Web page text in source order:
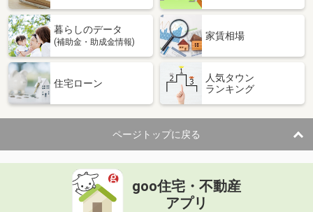
暮らしのデータ
(補助金・助成金情報)
家賃相場
住宅ローン
人気タウン
ランキング
ページトップに戻る
goo住宅・不動産
アプリ